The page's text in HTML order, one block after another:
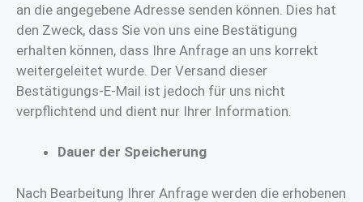
an die angegebene Adresse senden können. Dies hat
den Zweck, dass Sie von uns eine Bestätigung
erhalten können, dass Ihre Anfrage an uns korrekt
weitergeleitet wurde. Der Versand dieser
Bestätigungs-E-Mail ist jedoch für uns nicht
verpflichtend und dient nur Ihrer Information.
Dauer der Speicherung
Nach Bearbeitung Ihrer Anfrage werden die erhobenen